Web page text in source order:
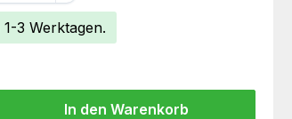
3 Werktagen.
Wert ein oder benutze die Schaltflächen
In den Warenkorb